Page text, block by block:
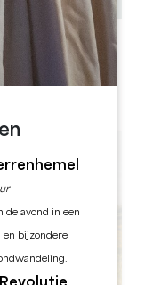
de avond in een
en bijzondere